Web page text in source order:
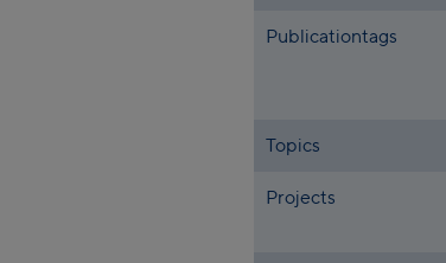
Publicationtags
Topics
Projects